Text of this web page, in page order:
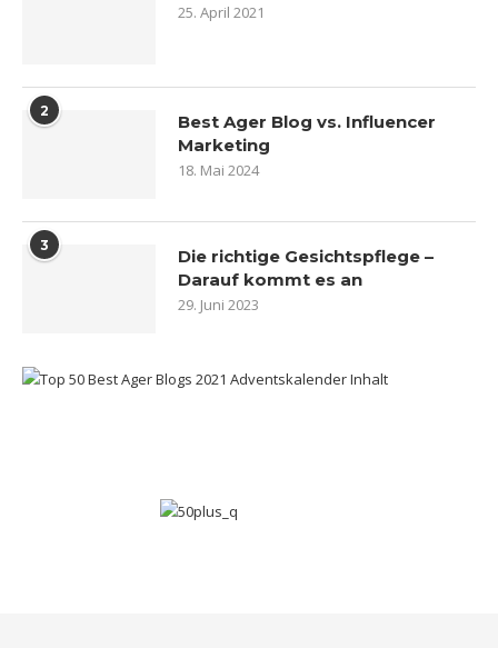
25. April 2021
2
Best Ager Blog vs. Influencer
Marketing
18. Mai 2024
3
Die richtige Gesichtspflege –
Darauf kommt es an
29. Juni 2023